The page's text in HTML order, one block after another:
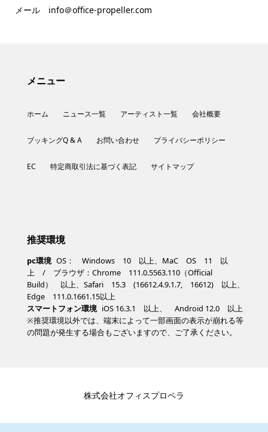
メール info＠office-propeller.com
メニュー
ホーム ニュース一覧 アーティスト一覧 会社概要
ブッキングQ & A お問い合わせ プライバシーポリシー
EC 特定商取引法に基づく表記 サイトマップ
推奨環境
pc環境 OS： Windows 10 以上、MaC OS 11 以
上 / ブラウザ：Chrome 111.0.5563.110（Official
Build） 以上、Safari 15.3 (16612.4.9.1.7, 16612) 以上、
Edge 111.0.1661.15以上
スマートフォン環境 iOS 16.3.1 以上、 Android 12.0 以上
※推奨環境以外では、端末によって一部画面の表示が崩れる等
の問題が発生する場合もございますので、ご了承ください。
株式会社オフィスプロペラ